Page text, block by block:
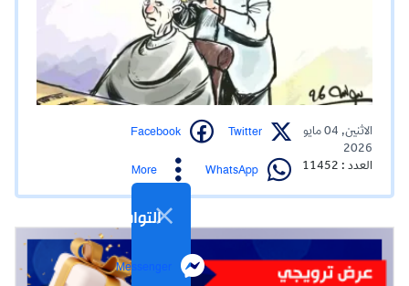
الاثنين, 04 مايو
2026
العدد : 11452
Twitter
Facebook
WhatsApp
More
التواصل الاجتماعي
Messenger